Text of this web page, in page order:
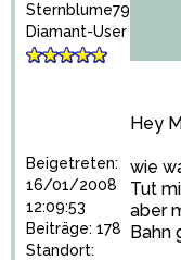
Sternblume79
Diamant-User
Beigetreten:
16/01/2008
12:09:53
Beiträge: 178
Standort:
Hey
wie
Tut
aber
Bahn